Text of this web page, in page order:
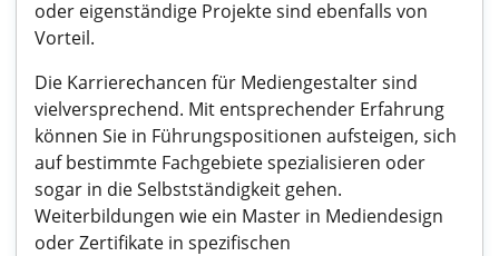
oder eigenständige Projekte sind ebenfalls von
Vorteil.
Die Karrierechancen für Mediengestalter sind
vielversprechend. Mit entsprechender Erfahrung
können Sie in Führungspositionen aufsteigen, sich
auf bestimmte Fachgebiete spezialisieren oder
sogar in die Selbstständigkeit gehen.
Weiterbildungen wie ein Master in Mediendesign
oder Zertifikate in spezifischen